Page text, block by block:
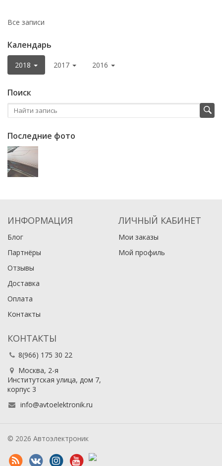
Все записи
Календарь
2018 2017 2016
Поиск
Последние фото
ИНФОРМАЦИЯ
Блог
Партнёры
Отзывы
Доставка
Оплата
Контакты
ЛИЧНЫЙ КАБИНЕТ
Мои заказы
Мой профиль
КОНТАКТЫ
8(966) 175 30 22
Москва, 2-я
Институтская улица, дом 7,
корпус 3
info@avtoelektronik.ru
© 2026 Автоэлектроник